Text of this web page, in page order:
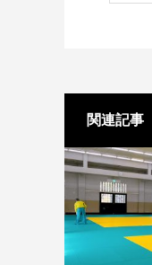
関連記事